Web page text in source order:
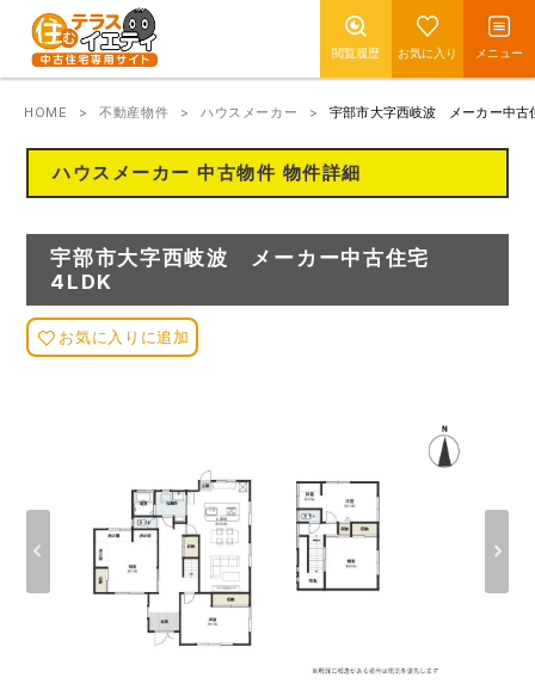
閲覧履歴 お気に入り メニュー
HOME 不動産物件 ハウスメーカー 宇部市大字西岐波 メーカー中古
ハウスメーカー 中古物件 物件詳細
宇部市大字西岐波 メーカー中古住宅
4LDK
お気に入りに追加